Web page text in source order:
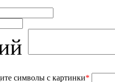
символы с картинки*